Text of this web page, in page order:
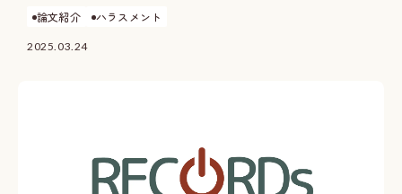
論文紹介 ハラスメント
2025.03.24